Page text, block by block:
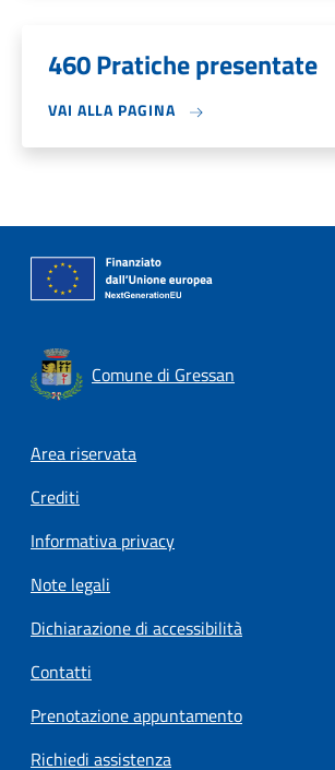
460 Pratiche presentate
VAI ALLA PAGINA
Comune di Gressan
Footer menu
Area riservata
Crediti
Informativa privacy
Note legali
Dichiarazione di accessibilità
Contatti
Prenotazione appuntamento
Richiedi assistenza